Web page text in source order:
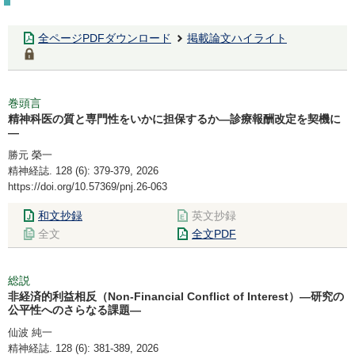
全ページPDFダウンロード 掲載論文ハイライト
巻頭言
精神科医の質と専門性をいかに担保するか―診療報酬改定を契機に
―
勝元 榮一
精神経誌. 128 (6): 379-379, 2026
https://doi.org/10.57369/pnj.26-063
和文抄録
英文抄録
全文
全文PDF
総説
非経済的利益相反（Non-Financial Conflict of Interest）―研究の
公平性へのさらなる課題―
仙波 純一
精神経誌. 128 (6): 381-389, 2026